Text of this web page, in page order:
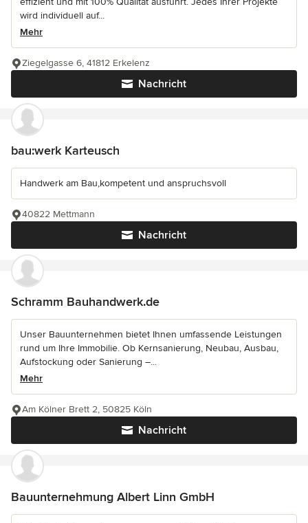
wird individuell auf...
Mehr
Nachricht
Ziegelgasse 6, 41812 Erkelenz
bau:werk Karteusch
Handwerk am Bau,kompetent und anspruchsvoll
Nachricht
40822 Mettmann
Schramm Bauhandwerk.de
Unser Bauunternehmen bietet Ihnen umfassende Leistungen
rund um Ihre Immobilie. Ob Kernsanierung, Neubau, Ausbau,
Aufstockung oder Sanierung –...
Mehr
Nachricht
Am Kölner Brett 2, 50825 Köln
Bauunternehmung Albert Linn GmbH